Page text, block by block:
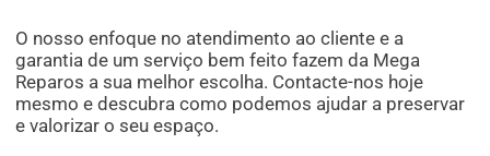
O nosso enfoque no atendimento ao cliente e a
garantia de um serviço bem feito fazem da Mega
Reparos a sua melhor escolha. Contacte-nos hoje
mesmo e descubra como podemos ajudar a preservar
e valorizar o seu espaço.